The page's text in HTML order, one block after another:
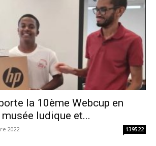
la 10ème Webcup en
ludique et...
2022 139522